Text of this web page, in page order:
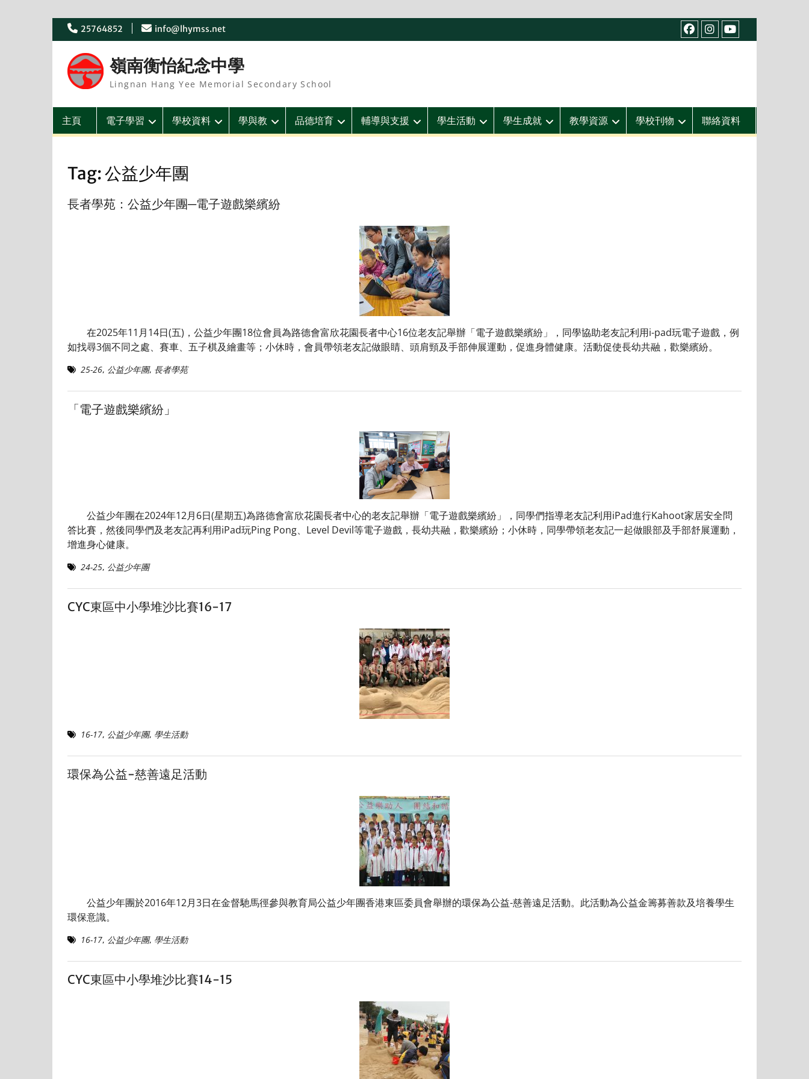
Skip
25764852
info@lhymss.net
facebook
IG youtube
嶺南衡怡紀念中學
Lingnan Hang Yee Memorial Secondary School
主頁 電子學習 學校資料 學與教 品德培育 輔導與支援 學生活動 學生成就 教學資源 學校刊物 聯絡資料
Tag:公益少年團
長者學苑：公益少年團─電子遊戲樂繽紛
在2025年11月14日(五)，公益少年團18位會員為路德會富欣花園長者中心16位老友記舉辦「電子遊戲樂繽紛」，同學協助老友記利用i-pad玩電子遊戲，例
如找尋3個不同之處、賽車、五子棋及繪畫等；小休時，會員帶領老友記做眼睛、頭肩頸及手部伸展運動，促進身體健康。活動促使長幼共融，歡樂繽紛。
25-26, 公益少年團, 長者學苑
「電子遊戲樂繽紛」
公益少年團在2024年12月6日(星期五)為路德會富欣花園長者中心的老友記舉辦「電子遊戲樂繽紛」，同學們指導老友記利用iPad進行Kahoot家居安全問
答比賽，然後同學們及老友記再利用iPad玩Ping Pong、Level Devil等電子遊戲，長幼共融，歡樂繽紛；小休時，同學帶領老友記一起做眼部及手部舒展運動，
增進身心健康。
24-25, 公益少年團
CYC東區中小學堆沙比賽16-17
16-17, 公益少年團, 學生活動
環保為公益-慈善遠足活動
公益少年團於2016年12月3日在金督馳馬徑參與教育局公益少年團香港東區委員會舉辦的環保為公益-慈善遠足活動。此活動為公益金籌募善款及培養學生
環保意識。
16-17, 公益少年團, 學生活動
CYC東區中小學堆沙比賽14-15